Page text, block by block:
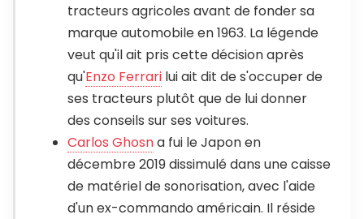
tracteurs agricoles avant de fonder sa
marque automobile en 1963. La légende
veut qu'il ait pris cette décision après
qu'Enzo Ferrari lui ait dit de s'occuper de
ses tracteurs plutôt que de lui donner
des conseils sur ses voitures.
Carlos Ghosna fui le Japon en
décembre 2019 dissimulé dans une caisse
de matériel de sonorisation, avec l'aide
d'un ex-commando américain. Il réside